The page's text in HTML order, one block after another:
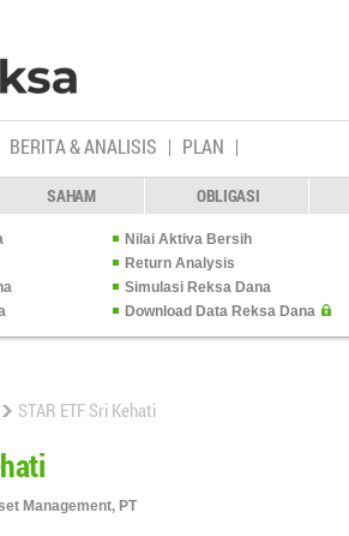
BERITA & ANALISIS PLAN
SAHAM OBLIGASI
Nilai Aktiva Bersih
Return Analysis
Simulasi Reksa Dana
Download Data Reksa Dana
STAR ETF Sri Kehati
Management, PT